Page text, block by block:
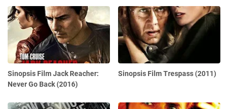
Sinopsis Film Jack Reacher:
Never Go Back (2016)
Sinopsis Film Trespass (2011)